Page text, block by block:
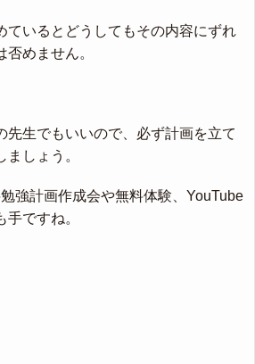
ているとどうしてもその内容にずれ
めません。
先生でもいいので、必ず計画を立て
しょう。
強計画作成会や無料体験、YouTube
ですね。